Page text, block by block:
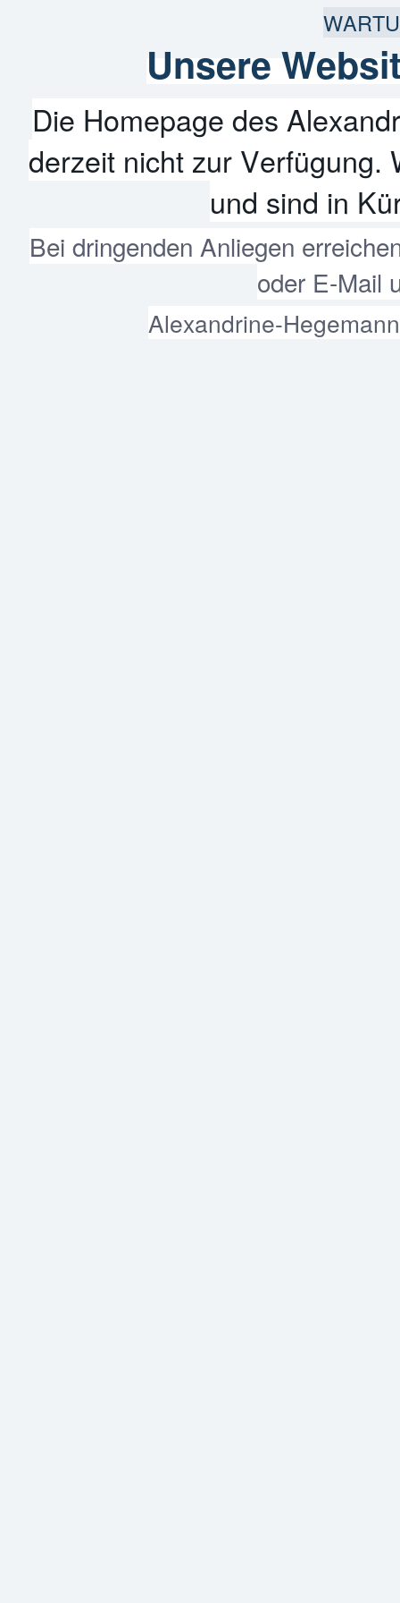
Unsere
Die Homepage des
derzeit nicht zur Verfügung.
und sind in
Bei dringenden Anliegen
oder E-Mail
Alexandrine-